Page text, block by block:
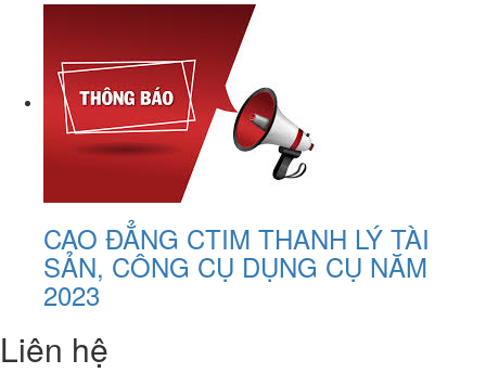
CAO ĐẲNG CTIM THANH LÝ TÀI
SẢN, CÔNG CỤ DỤNG CỤ NĂM
2023
Liên hệ